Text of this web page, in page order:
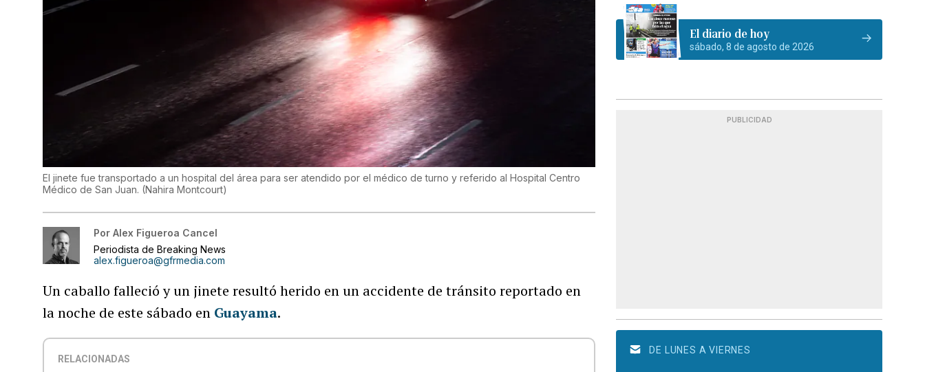
El jinete fue transportado a un hospital del área para ser atendido por el médico de turno y referido al Hospital Centro
Médico de San Juan. (Nahira Montcourt)
Por Alex Figueroa Cancel
Periodista de Breaking News
alex.figueroa@gfrmedia.com
Un caballo falleció y un jinete resultó herido en un accidente de tránsito reportado en
la noche de este sábado en Guayama.
RELACIONADAS
El diario de hoy
sábado, 8 de agosto de 2026
PUBLICIDAD
DE LUNES A VIERNES